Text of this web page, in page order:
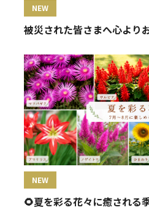
NEW
被災された皆さまへ心より
NEW
🌻夏を彩る花々に癒される